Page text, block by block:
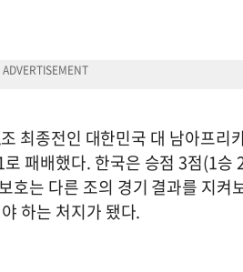
최종전인 대한민국 대 남아프리
패배했다. 한국은 승점 3점(1승
는 다른 조의 경기 결과를 지켜
하는 처지가 됐다.